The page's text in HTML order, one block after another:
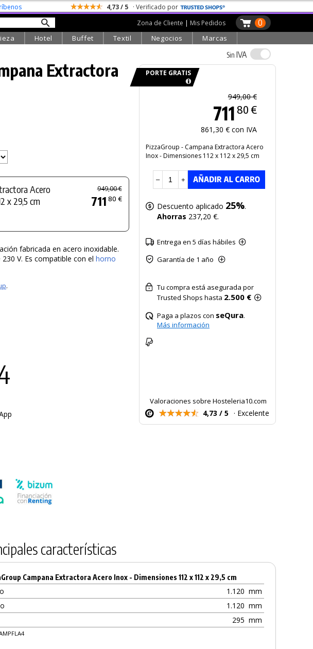
4,73 / 5 · Verificado por
0
Zona de Cliente | Mis Pedidos
Hotel Buffet Textil Negocios Marcas
Extractora
Acero
x 29,5 cm
949,00 €
711 80 €
fabricada en acero inoxidable.
V. Es compatible con el horno
.
Sin IVA
PORTE GRATIS
949,00 €
711 80 €
861,30 € con IVA
PizzaGroup - Campana Extractora Acero
Inox - Dimensiones 112 x 112 x 29,5 cm
– +
Descuento aplicado 25%.
Ahorras 237,20 €.
Entrega en 5 días hábiles
Garantía de 1 año
Tu compra está asegurada por
Trusted Shops hasta 2.500 €
Paga a plazos con seQura.
Más información
Valoraciones sobre Hosteleria10.com
4,73 / 5 · Excelente
características
Campana Extractora Acero Inox - Dimensiones 112 x 112 x 29,5 cm
1.120 mm
1.120 mm
295 mm